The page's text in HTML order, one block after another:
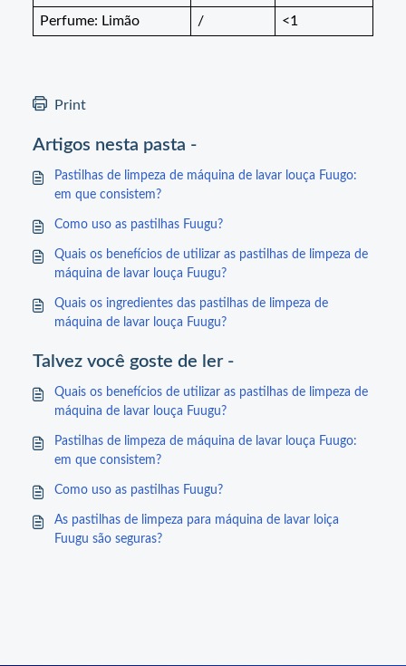
Perfume: Limão / <1
Print
Artigos nesta pasta -
Pastilhas de limpeza de máquina de lavar louça Fuugo:
em que consistem?
Como uso as pastilhas Fuugu?
Quais os benefícios de utilizar as pastilhas de limpeza de
máquina de lavar louça Fuugu?
Quais os ingredientes das pastilhas de limpeza de
máquina de lavar louça Fuugu?
Talvez você goste de ler -
Quais os benefícios de utilizar as pastilhas de limpeza de
máquina de lavar louça Fuugu?
Pastilhas de limpeza de máquina de lavar louça Fuugo:
em que consistem?
Como uso as pastilhas Fuugu?
As pastilhas de limpeza para máquina de lavar loiça
Fuugu são seguras?